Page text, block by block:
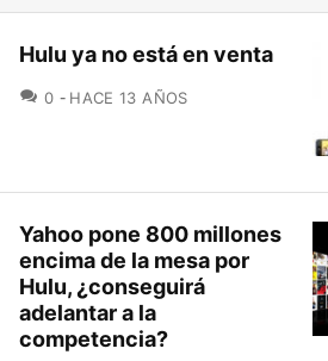
Hulu ya no está en venta
0 COMENTARIOS
HACE 13 AÑOS
Yahoo pone 800 millones
encima de la mesa por
Hulu, ¿conseguirá
adelantar a la
competencia?